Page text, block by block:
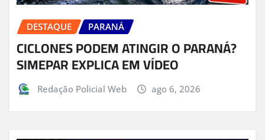
DESTAQUE PARANÁ
CICLONES PODEM ATINGIR O PARANÁ?
SIMEPAR EXPLICA EM VÍDEO
Redação Policial Web ago 6, 2026